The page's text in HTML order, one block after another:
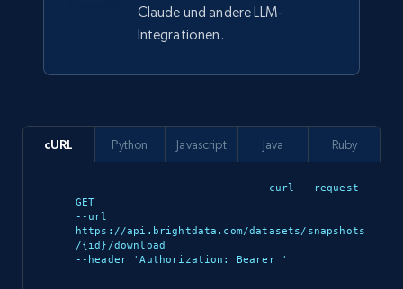
Ozon.ru products
eCommerce
Jetzt kaufen
Claude und andere LLM-
Integrationen.
cURL
curl --request
GET
--url
https://api.brightdata.com/datasets/snapshots
/{id}/download
--header 'Authorization: Bearer
'
Python Javascript Java Ruby